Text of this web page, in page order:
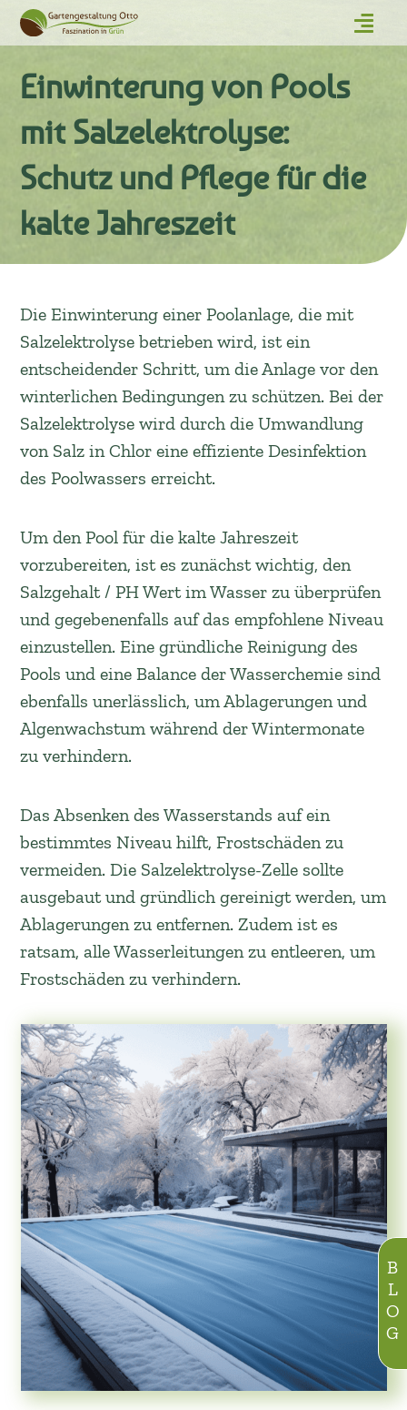
BLOG
Einwinterung von Pools
mit Salzelektrolyse:
Schutz und Pflege für die
kalte Jahreszeit
Die Einwinterung einer Poolanlage, die mit
Salzelektrolyse betrieben wird, ist ein
entscheidender Schritt, um die Anlage vor den
winterlichen Bedingungen zu schützen. Bei der
Salzelektrolyse wird durch die Umwandlung
von Salz in Chlor eine effiziente Desinfektion
des Poolwassers erreicht.
Um den Pool für die kalte Jahreszeit
vorzubereiten, ist es zunächst wichtig, den
Salzgehalt / PH Wert im Wasser zu überprüfen
und gegebenenfalls auf das empfohlene Niveau
einzustellen. Eine gründliche Reinigung des
Pools und eine Balance der Wasserchemie sind
ebenfalls unerlässlich, um Ablagerungen und
Algenwachstum während der Wintermonate
zu verhindern.
Das Absenken des Wasserstands auf ein
bestimmtes Niveau hilft, Frostschäden zu
vermeiden. Die Salzelektrolyse-Zelle sollte
ausgebaut und gründlich gereinigt werden, um
Ablagerungen zu entfernen. Zudem ist es
ratsam, alle Wasserleitungen zu entleeren, um
Frostschäden zu verhindern.